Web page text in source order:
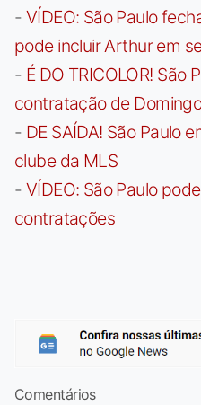
- VÍDEO: São Paulo
pode incluir Arthur em
- É DO TRICOLOR! São
contratação de
- DE SAÍDA! São Paulo
clube da MLS
- VÍDEO: São Paulo
contratações
Comentários